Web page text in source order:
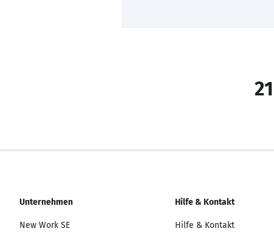
Unternehmen
New Work SE
Hilfe & Kontakt
Hilfe & Kontakt